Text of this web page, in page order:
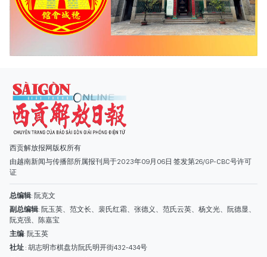
西贡解放报网版权所有
由越南新闻与传播部所属报刊局于2023年09月06日 签发第26/GP-CBC号许可
副总编辑: 阮玉英、范文长、裴氏红霜、张德义、范氏云英、杨文光、阮德显、
阮克强、陈嘉宝
主编: 阮玉英
社址: 胡志明市棋盘坊阮氏明开街432-434号
总台: (028) 39294091 - 转 060
热线: 096.558.1888
编辑部: (028) 39294092 - 转 060
电子信箱
广告部
(028) 38334185
quangcaohoavan09@gmail.com;